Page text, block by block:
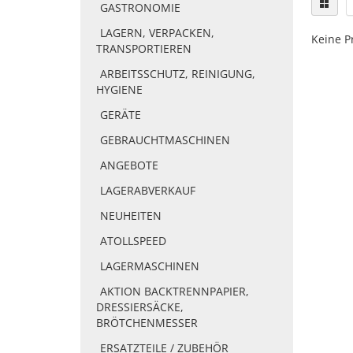
GASTRONOMIE
LAGERN, VERPACKEN,
TRANSPORTIEREN
ARBEITSSCHUTZ, REINIGUNG,
HYGIENE
GERÄTE
GEBRAUCHTMASCHINEN
ANGEBOTE
LAGERABVERKAUF
NEUHEITEN
ATOLLSPEED
LAGERMASCHINEN
AKTION BACKTRENNPAPIER,
DRESSIERSÄCKE,
BRÖTCHENMESSER
ERSATZTEILE / ZUBEHÖR
Keine